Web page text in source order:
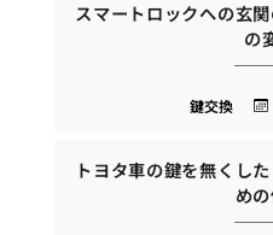
スマートロックへの玄
の
鍵交換
トヨタ車の鍵を無くし
め